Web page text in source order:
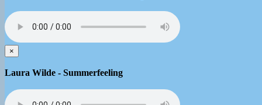
×
Laura Wilde - Summerfeeling